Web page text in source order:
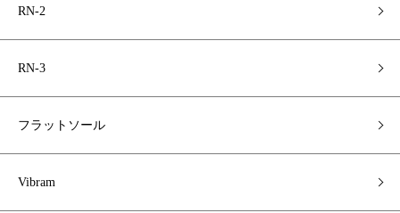
RN-2
RN-3
フラットソール
Vibram